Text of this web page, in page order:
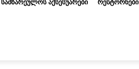
ᲡᲐᲛᲖᲐᲠᲔᲣᲚᲝᲡ ᲐᲥᲡᲔᲡᲣᲐᲠᲔᲑᲘ ᲠᲔᲡᲢᲝᲠᲜᲔᲑᲘ